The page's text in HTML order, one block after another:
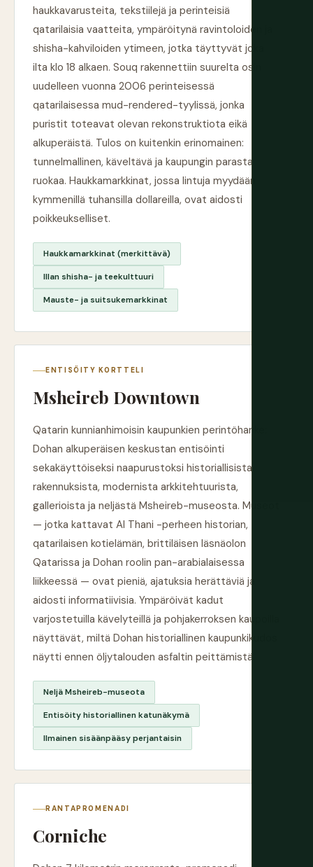
haukkavarusteita, tekstiilejä ja perinteisiä
qatarilaisia vaatteita, ympäröitynä ravintoloiden ja
shisha-kahviloiden ytimeen, jotka täyttyvät joka
ilta klo 18 alkaen. Souq rakennettiin suurelta osin
uudelleen vuonna 2006 perinteisessä
qatarilaisessa mud-rendered-tyylissä, jonka
puristit toteavat olevan rekonstruktiota eikä
alkuperäistä. Tulos on kuitenkin erinomainen:
tunnelmallinen, käveltävä ja kaupungin parasta
ruokaa. Haukkamarkkinat, jossa lintuja myydään
kymmenillä tuhansilla dollareilla, ovat aidosti
poikkeukselliset.
Haukkamarkkinat (merkittävä)
Illan shisha- ja teekulttuuri
Mauste- ja suitsukemarkkinat
ENTISÖITY KORTTELI
Msheireb Downtown
Qatarin kunnianhimoisin kaupunkien perintöhanke:
Dohan alkuperäisen keskustan entisöinti
sekakäyttöiseksi naapurustoksi historiallisista
rakennuksista, modernista arkkitehtuurista,
gallerioista ja neljästä Msheireb-museosta. Museot
— jotka kattavat Al Thani -perheen historian,
qatarilaisen kotielämän, brittiläisen läsnäolon
Qatarissa ja Dohan roolin pan-arabialaisessa
liikkeessä — ovat pieniä, ajatuksia herättäviä ja
aidosti informatiivisia. Ympäröivät kadut
varjostetuilla kävelyteillä ja pohjakerroksen kaupoilla
näyttävät, miltä Dohan historiallinen kaupunkikudos
näytti ennen öljytalouden asfaltin peittämistä.
Neljä Msheireb-museota
Entisöity historiallinen katunäkymä
Ilmainen sisäänpääsy perjantaisin
RANTAPROMENADI
Corniche